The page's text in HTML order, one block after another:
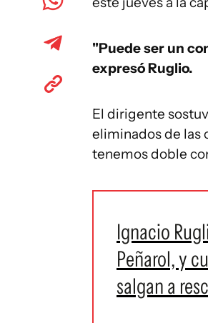
"Puede ser un
expresó Ruglio.
El dirigente
eliminados de las
tenemos doble
Ignacio
Peñarol, y
salgan a